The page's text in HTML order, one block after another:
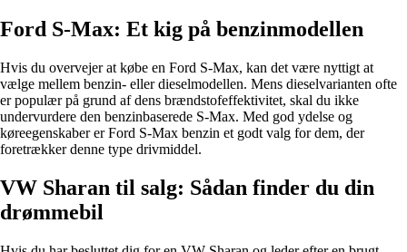
Ford S-Max: Et kig på benzinmodellen
Hvis du overvejer at købe en Ford S-Max, kan det være nyttigt at
vælge mellem benzin- eller dieselmodellen. Mens dieselvarianten ofte
er populær på grund af dens brændstofeffektivitet, skal du ikke
undervurdere den benzinbaserede S-Max. Med god ydelse og
køreegenskaber er Ford S-Max benzin et godt valg for dem, der
foretrækker denne type drivmiddel.
VW Sharan til salg: Sådan finder du din
drømmebil